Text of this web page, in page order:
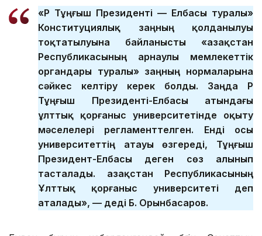
«ҚР Тұңғыш Президенті — Елбасы туралы»
Конституциялық заңның қолданылуы
тоқтатылуына байланысты «Қазақстан
Республикасының арнаулы мемлекеттік
органдары туралы» заңның нормаларына
сәйкес келтіру керек болды. Заңда ҚР
Тұңғыш Президенті-Елбасы атындағы
ұлттық қорғаныс университетінде оқыту
мәселелері регламенттелген. Енді осы
университеттің атауы өзгереді, Тұңғыш
Президент-Елбасы деген сөз алынып
тасталады. Қазақстан Республикасының
Ұлттық қорғаныс университеті деп
аталады», — деді Б. Орынбасаров.